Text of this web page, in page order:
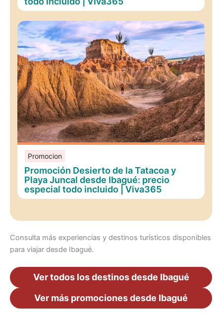
Promocion
Promoción Desierto de la Tatacoa y
Playa Juncal desde Ibagué: precio
especial todo incluido | Viva365
Consulta más experiencias y destinos turísticos disponibles
para viajar desde Ibagué.
Ver todos los destinos desde Ibagué
Ver más promociones desde Ibagué